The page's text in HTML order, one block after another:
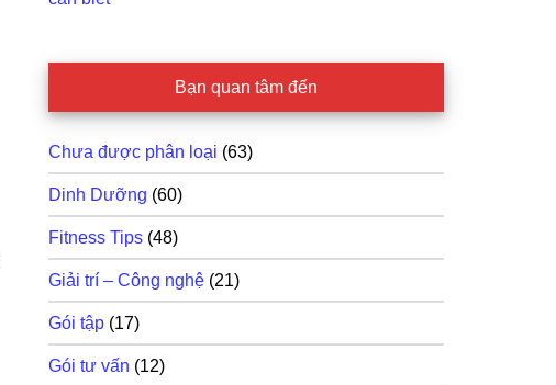
Bạn quan tâm đến
Chưa được phân loại (63)
Dinh Dưỡng (60)
Fitness Tips (48)
Giải trí – Công nghệ (21)
Gói tập (17)
Gói tư vấn (12)